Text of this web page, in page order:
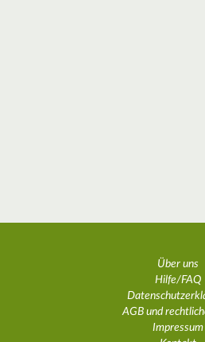
Über uns
Hilfe/FAQ
AGB und
Impressum